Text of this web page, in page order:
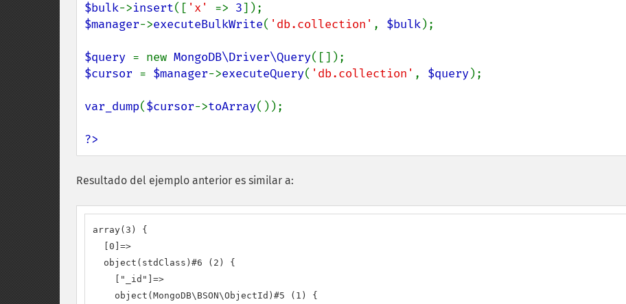
$bulk->insert([ 'x' => 3
$manager->executeBulkWrite( 'db.collection' , $bulk);
$query = new MongoDB\Driver\Query
$cursor = $manager->executeQuery( 'db.collection' , $query);
var_dump($cursor->toArray());
?>
Resultado del ejemplo anterior es similar a:
array(3) {
  [0]=>
  object(stdClass)#6 (2) {
    ["_id"]=>
    object(MongoDB\BSON\ObjectId)#5 (1) {